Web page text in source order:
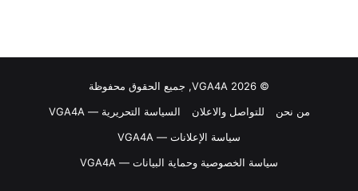
© VGA4A 2026, جميع الحقوق محفوظة
من نحن
للتواصل والاعلان
السياسة التحريرية — VGA4A
سياسة الإعلانات — VGA4A
سياسة الخصوصية وحماية البيانات — VGA4A